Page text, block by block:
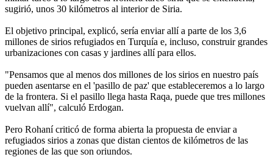
sugirió, unos 30 kilómetros al interior de Siria.
El objetivo principal, explicó, sería enviar allí a parte de los 3,6
millones de sirios refugiados en Turquía e, incluso, construir grandes
urbanizaciones con casas y jardines allí para ellos.
"Pensamos que al menos dos millones de los sirios en nuestro país
pueden asentarse en el 'pasillo de paz' que estableceremos a lo largo
de la frontera. Si el pasillo llega hasta Raqa, puede que tres millones
vuelvan allí", calculó Erdogan.
Pero Rohaní criticó de forma abierta la propuesta de enviar a
refugiados sirios a zonas que distan cientos de kilómetros de las
regiones de las que son oriundos.